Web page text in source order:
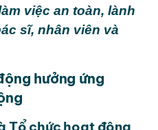
việc an toàn, lành
sĩ, nhân viên và
hưởng ứng
Tổ chức hoạt động